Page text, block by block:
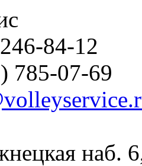
84-12
785-07-69
наб.